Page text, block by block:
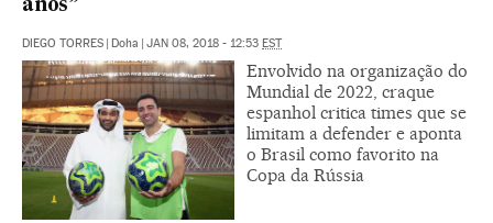
anos”
DIEGO TORRES | Doha | JAN 08, 2018 - 12:53 EST
Envolvido na organização do
Mundial de 2022, craque
espanhol critica times que se
limitam a defender e aponta
o Brasil como favorito na
Copa da Rússia